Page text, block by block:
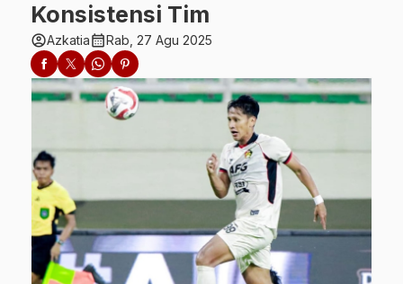
Konsistensi Tim
account_circleAzkatiacalendar_monthRab, 27 Agu 2025